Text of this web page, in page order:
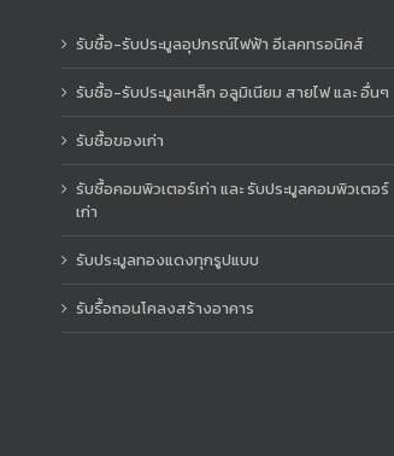
รับซื้อ-รับประมูลอุปกรณ์ไฟฟ้า อีเลคทรอนิคส์
รับซื้อ-รับประมูลเหล็ก อลูมิเนียม สายไฟ และ อื่นๆ
รับซื้อของเก่า
รับซื้อคอมพิวเตอร์เก่า และ รับประมูลคอมพิวเตอร์
เก่า
รับประมูลทองแดงทุกรูปแบบ
รับรื้อถอนโคลงสร้างอาคาร